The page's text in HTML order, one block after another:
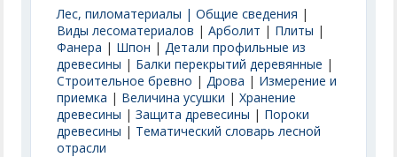
Лес, пиломатериалы | Общие сведения |
Виды лесоматериалов |Арболит | Плиты |
Фанера | Шпон |Детали профильные из
древесины | Балки перекрытий деревянные |
Строительное бревно |Дрова | Измерение и
приемка | Величина усушки |Хранение
древесины |Защита древесины | Пороки
древесины | Тематический словарь лесной
отрасли